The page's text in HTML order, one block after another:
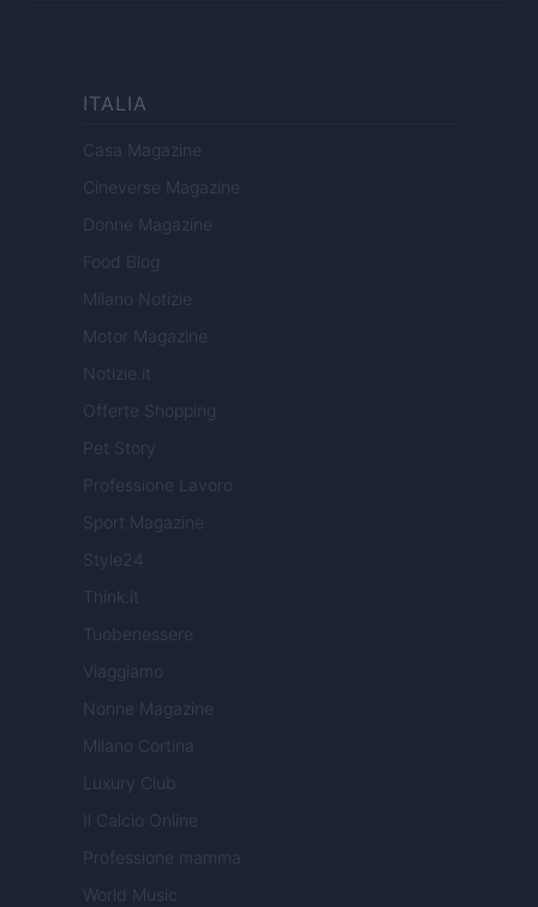
ITALIA
Casa Magazine
Cineverse Magazine
Donne Magazine
Food Blog
Milano Notizie
Motor Magazine
Notizie.it
Offerte Shopping
Pet Story
Professione Lavoro
Sport Magazine
Style24
Think.it
Tuobenessere
Viaggiamo
Nonne Magazine
Milano Cortina
Luxury Club
Il Calcio Online
Professione mamma
World Music